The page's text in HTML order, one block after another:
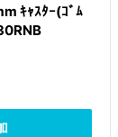
ｷｬｽﾀｰ(ｺﾞﾑ